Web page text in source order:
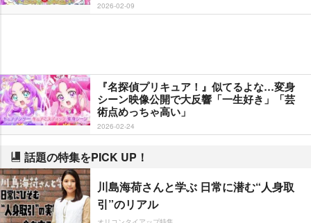
2026-02-09
『名探偵プリキュア！』似てるよな…変身
シーン映像公開で大反響「一生好き」「芸
術点めっちゃ高い」
2026-02-24
話題の特集をPICK UP！
川島海荷さんと学ぶ 日常に潜む“人身取
引”のリアル